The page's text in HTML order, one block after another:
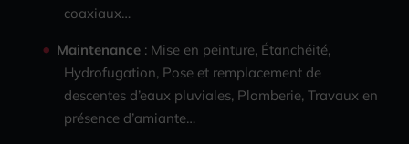
coaxiaux…
Maintenance : Mise en peinture, Étanchéité,
Hydrofugation, Pose et remplacement de
descentes d’eaux pluviales, Plomberie, Travaux en
présence d’amiante…